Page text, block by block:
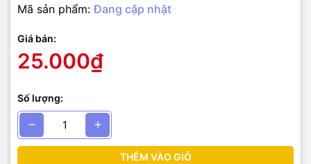
Mã sản phẩm: Đang cập nhật
Giá bán:
25.000₫
Số lượng:
THÊM VÀO GIỎ